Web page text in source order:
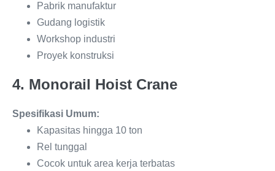
Pabrik manufaktur
Gudang logistik
Workshop industri
Proyek konstruksi
4. Monorail Hoist Crane
Spesifikasi Umum:
Kapasitas hingga 10 ton
Rel tunggal
Cocok untuk area kerja terbatas